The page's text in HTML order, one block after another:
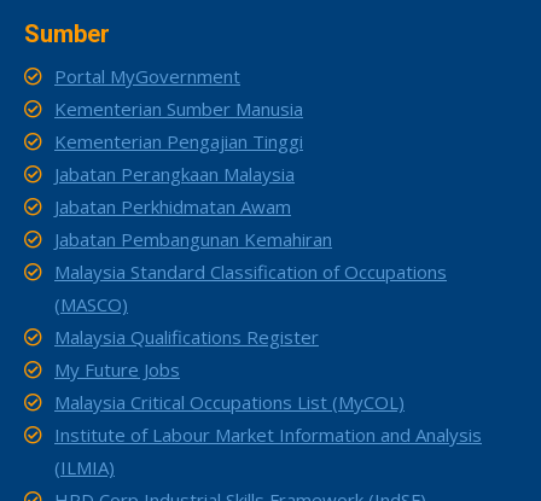
Sumber
Portal MyGovernment
Kementerian Sumber Manusia
Kementerian Pengajian Tinggi
Jabatan Perangkaan Malaysia
Jabatan Perkhidmatan Awam
Jabatan Pembangunan Kemahiran
Malaysia Standard Classification of Occupations
(MASCO)
Malaysia Qualifications Register
My Future Jobs
Malaysia Critical Occupations List (MyCOL)
Institute of Labour Market Information and Analysis
(ILMIA)